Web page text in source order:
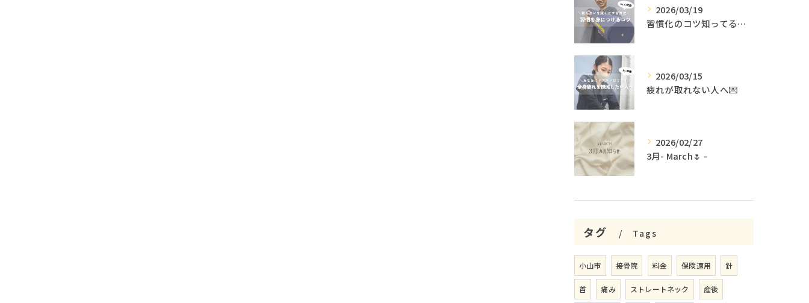
2026/03/19
習慣化のコツ知ってる😳？
2026/03/15
疲れが取れない人へ💌
2026/02/27
3月- March🌷 -
タグ Tags
小山市 接骨院 料金 保険適用 針
首 痛み ストレートネック 産後